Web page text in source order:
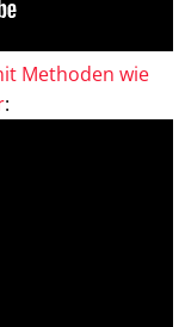
Methoden wie
: